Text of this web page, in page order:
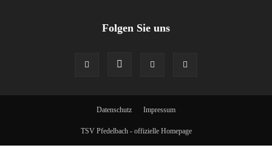
Folgen Sie uns
Datenschutz Impressum
TSV Pfedelbach - offizielle Homepage